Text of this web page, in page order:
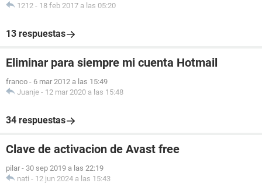
1212 - 18 feb 2017 a las 05:20
13 respuestas
Eliminar para siempre mi cuenta Hotmail
franco - 6 mar 2012 a las 15:49
Juanje - 12 mar 2020 a las 15:48
34 respuestas
Clave de activacion de Avast free
pilar - 30 sep 2019 a las 22:19
nati - 12 jun 2024 a las 15:43